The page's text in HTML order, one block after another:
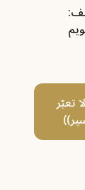
تعبّر